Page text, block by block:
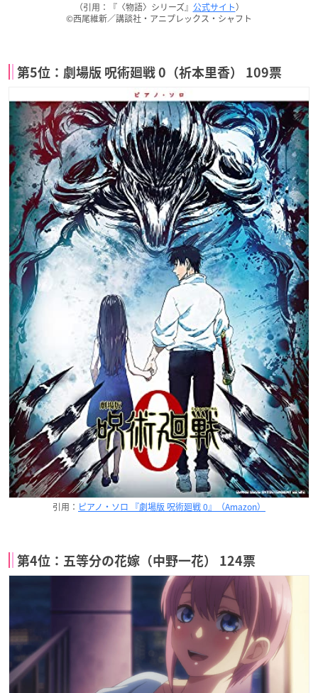
（引用：『〈物語〉シリーズ』 公式サイト）
©西尾維新／講談社・アニプレックス・シャフト
第5位：劇場版 呪術廻戦 0（祈本里香） 109票
引用： ピアノ・ソロ 『劇場版 呪術廻戦 0』（Amazon）
第4位：五等分の花嫁（中野一花） 124票